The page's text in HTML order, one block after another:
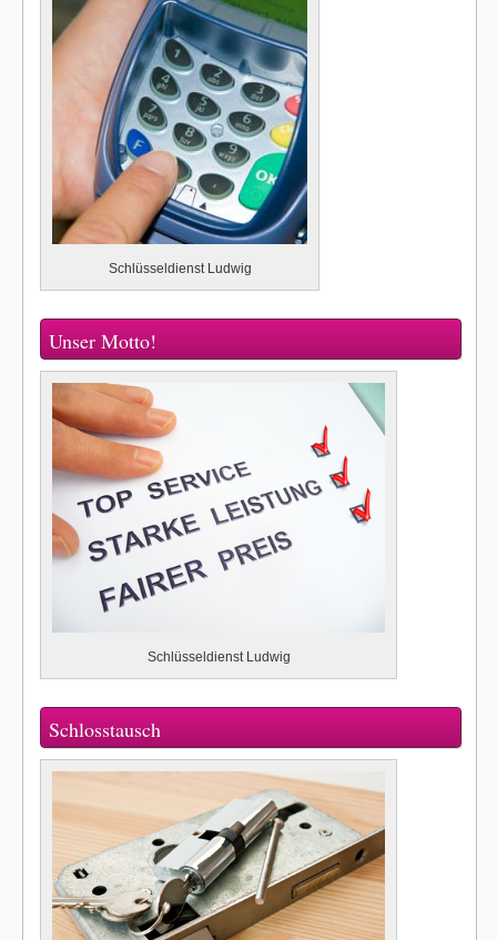
Schlüsseldienst Ludwig
Unser Motto!
Schlüsseldienst Ludwig
Schlosstausch